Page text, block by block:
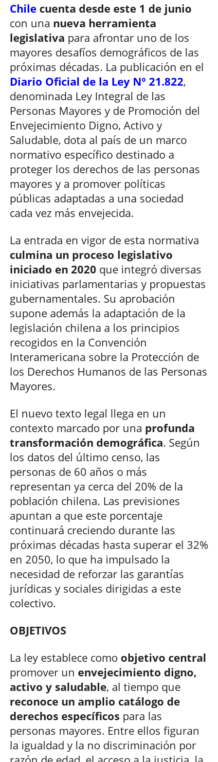
Chile cuenta desde este 1 de junio
con una nueva herramienta
legislativa para afrontar uno de los
mayores desafíos demográficos de las
próximas décadas. La publicación en el
Diario Oficial de la Ley Nº 21.822,
denominada Ley Integral de las
Personas Mayores y de Promoción del
Envejecimiento Digno, Activo y
Saludable, dota al país de un marco
normativo específico destinado a
proteger los derechos de las personas
mayores y a promover políticas
públicas adaptadas a una sociedad
cada vez más envejecida.
La entrada en vigor de esta normativa
culmina un proceso legislativo
iniciado en 2020 que integró diversas
iniciativas parlamentarias y propuestas
gubernamentales. Su aprobación
supone además la adaptación de la
legislación chilena a los principios
recogidos en la Convención
Interamericana sobre la Protección de
los Derechos Humanos de las Personas
Mayores.
El nuevo texto legal llega en un
contexto marcado por una profunda
transformación demográfica. Según
los datos del último censo, las
personas de 60 años o más
representan ya cerca del 20% de la
población chilena. Las previsiones
apuntan a que este porcentaje
continuará creciendo durante las
próximas décadas hasta superar el 32%
en 2050, lo que ha impulsado la
necesidad de reforzar las garantías
jurídicas y sociales dirigidas a este
colectivo.
OBJETIVOS
La ley establece como objetivo central
promover un envejecimiento digno,
activo y saludable, al tiempo que
reconoce un amplio catálogo de
derechos específicos para las
personas mayores. Entre ellos figuran
la igualdad y la no discriminación por